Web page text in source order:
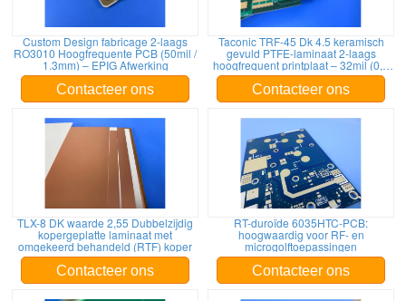
Custom Design fabricage 2-laags
RO3010 Hoogfrequente PCB (50mil /
1.3mm) – EPIG Afwerking
Contacteer ons
Taconic TRF-45 Dk 4.5 keramisch
gevuld PTFE-laminaat 2-laags
hoogfrequent printplaat – 32mil (0,9
mm) met Immersion Gold afwerking
Contacteer ons
TLX-8 DK waarde 2,55 Dubbelzijdig
kopergeplatte laminaat met
omgekeerd behandeld (RTF) koper
Contacteer ons
RT-duroïde 6035HTC-PCB:
hoogwaardig voor RF- en
microgolftoepassingen
Contacteer ons